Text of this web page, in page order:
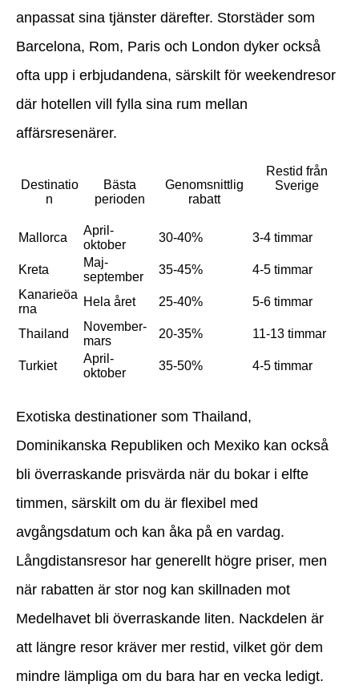
anpassat sina tjänster därefter. Storstäder som
Barcelona, Rom, Paris och London dyker också
ofta upp i erbjudandena, särskilt för weekendresor
där hotellen vill fylla sina rum mellan
affärsresenärer.
Destinatio
n
Bästa
perioden
Genomsnittlig
rabatt
Restid från
Sverige
Mallorca
April-
oktober
30-40% 3-4 timmar
Kreta
Maj-
september
35-45%
4-5 timmar
Kanarieöa
rna
Hela året 25-40% 5-6 timmar
Thailand
November-
mars
20-35% 11-13 timmar
Turkiet
April-
oktober
35-50% 4-5 timmar
Exotiska destinationer som Thailand,
Dominikanska Republiken och Mexiko kan också
bli överraskande prisvärda när du bokar i elfte
timmen, särskilt om du är flexibel med
avgångsdatum och kan åka på en vardag.
Långdistansresor har generellt högre priser, men
när rabatten är stor nog kan skillnaden mot
Medelhavet bli överraskande liten. Nackdelen är
att längre resor kräver mer restid, vilket gör dem
mindre lämpliga om du bara har en vecka ledigt.